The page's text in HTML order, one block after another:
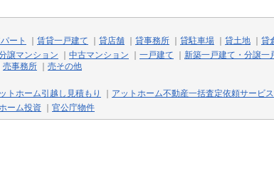
ート 賃貸一戸建て 貸店舗 貸事務所 貸駐車場 貸土地 貸
譲マンション 中古マンション 一戸建て
新築一戸建て・分譲一
売事務所
売その他
トホーム引越し見積もり アットホーム不動産一括査定依頼サービス
ーム投資 官公庁物件